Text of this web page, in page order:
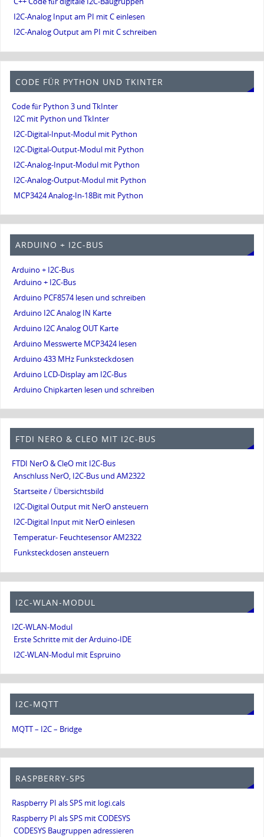
I2C-Analog Input am PI mit C einlesen
I2C-Analog Output am PI mit C schreiben
CODE FÜR PYTHON UND TKINTER
Code für Python 3 und TkInter
I2C mit Python und TkInter
I2C-Digital-Input-Modul mit Python
I2C-Digital-Output-Modul mit Python
I2C-Analog-Input-Modul mit Python
I2C-Analog-Output-Modul mit Python
MCP3424 Analog-In-18Bit mit Python
ARDUINO + I2C-BUS
Arduino + I2C-Bus
Arduino + I2C-Bus
Arduino PCF8574 lesen und schreiben
Arduino I2C Analog IN Karte
Arduino I2C Analog OUT Karte
Arduino Messwerte MCP3424 lesen
Arduino 433 MHz Funksteckdosen
Arduino LCD-Display am I2C-Bus
Arduino Chipkarten lesen und schreiben
FTDI NERO & CLEO MIT I2C-BUS
FTDI NerO & CleO mit I2C-Bus
Anschluss NerO, I2C-Bus und AM2322
Startseite / Übersichtsbild
I2C-Digital Output mit NerO ansteuern
I2C-Digital Input mit NerO einlesen
Temperatur- Feuchtesensor AM2322
Funksteckdosen ansteuern
I2C-WLAN-MODUL
I2C-WLAN-Modul
Erste Schritte mit der Arduino-IDE
I2C-WLAN-Modul mit Espruino
I2C-MQTT
MQTT – I2C – Bridge
RASPBERRY-SPS
Raspberry PI als SPS mit logi.cals
Raspberry PI als SPS mit CODESYS
CODESYS Baugruppen adressieren